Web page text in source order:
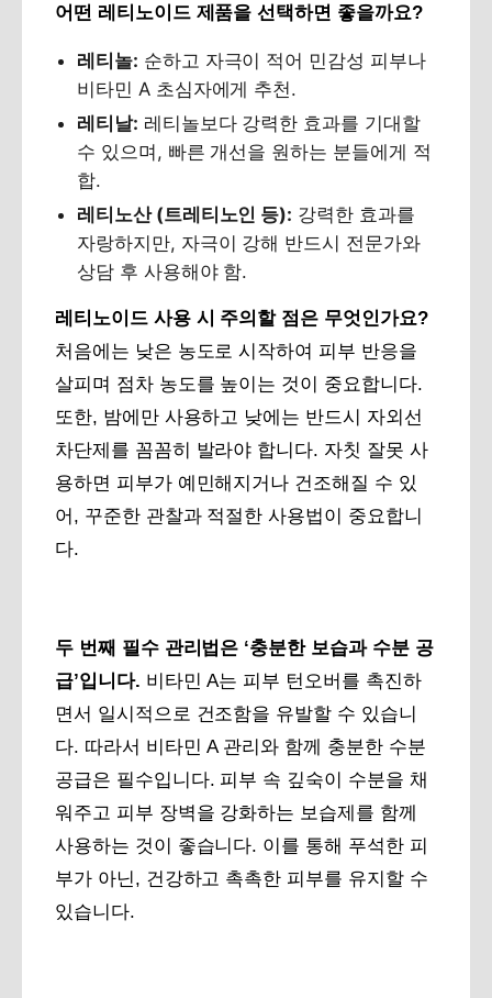
어떤 레티노이드 제품을 선택하면 좋을까요?
레티놀: 순하고 자극이 적어 민감성 피부나
비타민 A 초심자에게 추천.
레티날: 레티놀보다 강력한 효과를 기대할
수 있으며, 빠른 개선을 원하는 분들에게 적
합.
레티노산 (트레티노인 등): 강력한 효과를
자랑하지만, 자극이 강해 반드시 전문가와
상담 후 사용해야 함.
레티노이드 사용 시 주의할 점은 무엇인가요?
처음에는 낮은 농도로 시작하여 피부 반응을
살피며 점차 농도를 높이는 것이 중요합니다.
또한, 밤에만 사용하고 낮에는 반드시 자외선
차단제를 꼼꼼히 발라야 합니다. 자칫 잘못 사
용하면 피부가 예민해지거나 건조해질 수 있
어, 꾸준한 관찰과 적절한 사용법이 중요합니
다.
두 번째 필수 관리법은 ‘충분한 보습과 수분 공
급’입니다. 비타민 A는 피부 턴오버를 촉진하
면서 일시적으로 건조함을 유발할 수 있습니
다. 따라서 비타민 A 관리와 함께 충분한 수분
공급은 필수입니다. 피부 속 깊숙이 수분을 채
워주고 피부 장벽을 강화하는 보습제를 함께
사용하는 것이 좋습니다. 이를 통해 푸석한 피
부가 아닌, 건강하고 촉촉한 피부를 유지할 수
있습니다.